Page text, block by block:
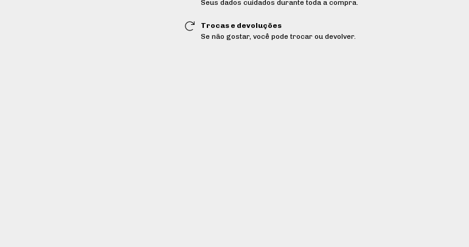
Seus dados cuidados durante toda a compra.
Trocas e devoluções
Se não gostar, você pode trocar ou devolver.